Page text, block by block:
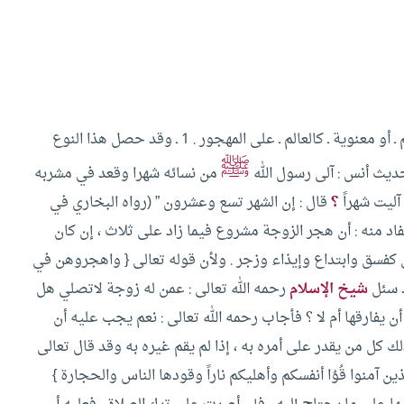
معنوية ـ كالعالم ـ على المهجور . 1 ـ وقد حصل هذا النوع
أنس :آلى رسول الله ﷺمن نسائه شهرا وقعد في مشربه
شهراً؟قال : إن الشهر تسع وعشرون ” (رواه البخاري في
منه :أن هجر الزوجة مشروع فيما زاد على ثلاث ، إن كان
وابتداع وإيذاء وزجر . ولأن قوله تعالى { واهجروهن في
سئلشيخ الإسلام رحمه الله تعالى : عمن له زوجة لاتصلي هل
أم لا ؟فأجاب رحمه الله تعالى : نعم يجب عليه أن
كل من يقدر على أمره به ، إذا لم يقم غيره به وقد قال تعالى
آمنوا قُوُا أنفسكم وأهليكم ناراً وقودها الناس والحجارة }